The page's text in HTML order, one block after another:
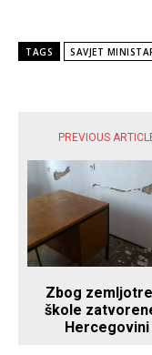
TAGS SAVJET
PREVIOUS
Zbog
škole
Hercegovini